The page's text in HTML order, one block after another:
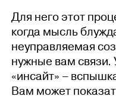
Для него этот
когда мысль
неуправляемая
нужные вам связи.
«инсайт» –
Вам может